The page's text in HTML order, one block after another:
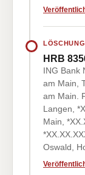
HRB
ING Bank
am Main,
am Main.
Langen,
Main,
Oswald,